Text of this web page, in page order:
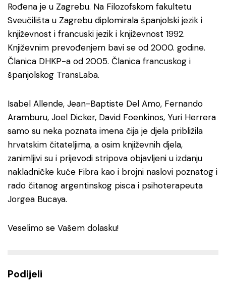
Rođena je u Zagrebu. Na Filozofskom fakultetu
Sveučilišta u Zagrebu diplomirala španjolski jezik i
književnost i francuski jezik i književnost 1992.
Književnim prevođenjem bavi se od 2000. godine.
Članica DHKP-a od 2005. Članica francuskog i
španjolskog TransLaba.
Isabel Allende, Jean-Baptiste Del Amo, Fernando
Aramburu, Joel Dicker, David Foenkinos, Yuri Herrera
samo su neka poznata imena čija je djela približila
hrvatskim čitateljima, a osim književnih djela,
zanimljivi su i prijevodi stripova objavljeni u izdanju
nakladničke kuće Fibra kao i brojni naslovi poznatog i
rado čitanog argentinskog pisca i psihoterapeuta
Jorgea Bucaya.
Veselimo se Vašem dolasku!
Podijeli